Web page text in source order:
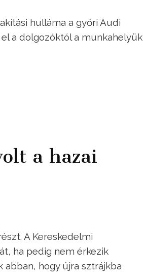
hulláma a győri Audi
a dolgozóktól a munkahelyük
a hazai
A Kereskedelmi
ha pedig nem érkezik
abban, hogy újra sztrájkba